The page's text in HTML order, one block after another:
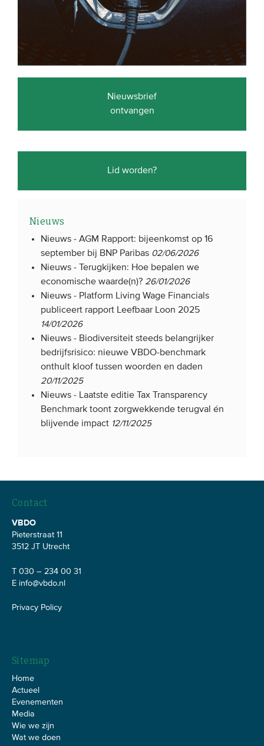
Nieuwsbrief
ontvangen
Lid worden?
Nieuws
Nieuws -AGM Rapport: bijeenkomst op 16
september bij BNP Paribas 02/06/2026
Nieuws -
Terugkijken: Hoe bepalen we
economische waarde(n)? 26/01/2026
Nieuws - Platform Living Wage Financials
publiceert rapport Leefbaar Loon 2025
14/01/2026
Nieuws - Biodiversiteit steeds belangrijker
bedrijfsrisico: nieuwe VBDO-benchmark
onthult kloof tussen woorden en daden
20/11/2025
Nieuws - Laatste editie Tax Transparency
Benchmark toont zorgwekkende terugval én
blijvende impact 12/11/2025
Contact
VBDO
Pieterstraat 11
3512 JT Utrecht
T 030 – 234 00 31
E info@vbdo.nl
Privacy Policy
Sitemap
Home
Actueel
Evenementen
Media
Wie we zijn
Wat we doen